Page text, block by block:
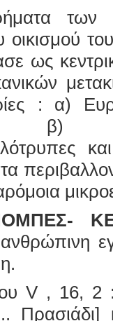
των
οικισμού
ως
: α)
β)
ανθρώπινη
V , 16, 2 :
Πρασιάδι]